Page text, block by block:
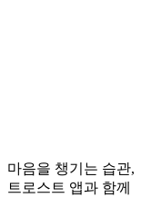
마음을 챙기는 습관,
트로스트 앱과 함께